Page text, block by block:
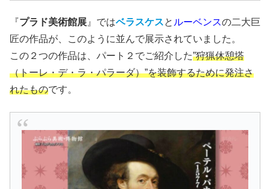
『プラド美術館展 』ではベラスケスと ルーベンスの二大巨
匠の作品が、このように並んで展示されていました。
この２つの作品は、パート２でご紹介した”狩猟休憩塔
（トーレ・デ・ラ・パラーダ）”を装飾するために発注さ
れたものです。